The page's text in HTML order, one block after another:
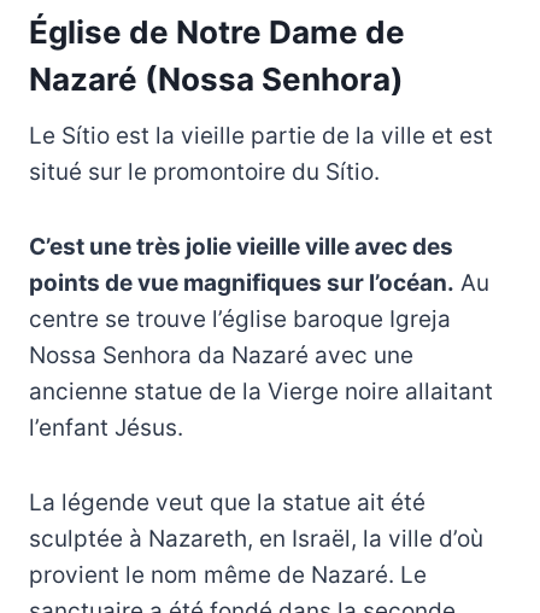
Église de Notre Dame de
Nazaré (Nossa Senhora)
Le Sítio est la vieille partie de la ville et est
situé sur le promontoire du Sítio.
C’est une très jolie vieille ville avec des
points de vue magnifiques sur l’océan. Au
centre se trouve l’église baroque Igreja
Nossa Senhora da Nazaré avec une
ancienne statue de la Vierge noire allaitant
l’enfant Jésus.
La légende veut que la statue ait été
sculptée à Nazareth, en Israël, la ville d’où
provient le nom même de Nazaré. Le